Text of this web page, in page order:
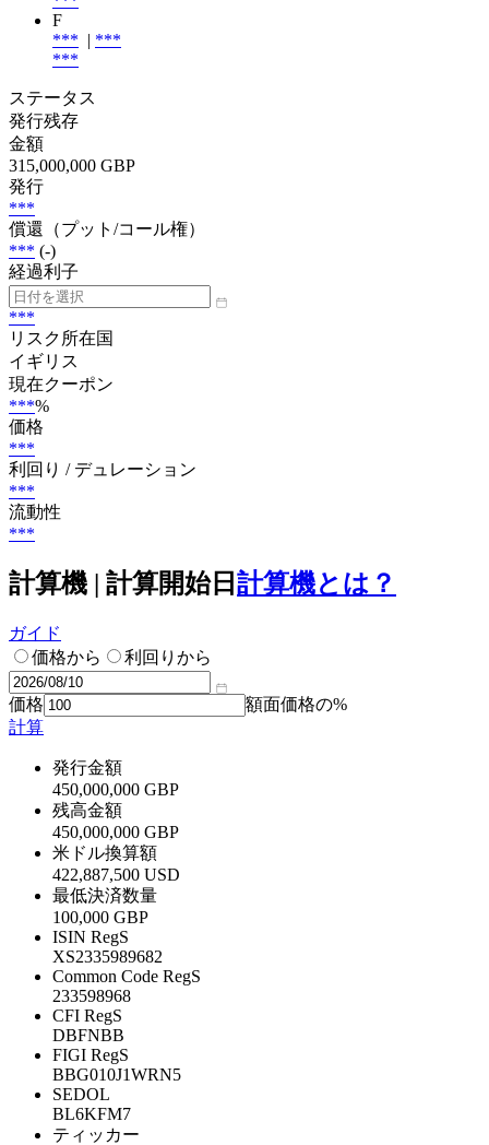
F
*** | ***
***
ステータス
発行残存
金額
315,000,000 GBP
発行
***
償還（プット/コール権）
*** (-)
経過利子
***
リスク所在国
イギリス
現在クーポン
***%
価格
***
利回り / デュレーション
***
流動性
***
計算機 | 計算開始日 計算機とは？
ガイド
価格から
利回りから
価格
額面価格の%
計算
発行金額
450,000,000 GBP
残高金額
450,000,000 GBP
米ドル換算額
422,887,500 USD
最低決済数量
100,000 GBP
ISIN RegS
XS2335989682
Common Code RegS
233598968
CFI RegS
DBFNBB
FIGI RegS
BBG010J1WRN5
SEDOL
BL6KFM7
ティッカー